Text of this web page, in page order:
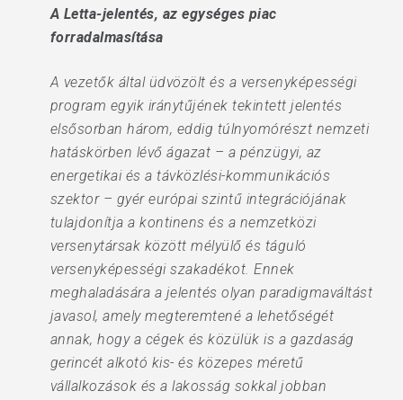
A Letta-jelentés, az egységes piac
forradalmasítása
A vezetők által üdvözölt és a versenyképességi
program egyik iránytűjének tekintett jelentés
elsősorban három, eddig túlnyomórészt nemzeti
hatáskörben lévő ágazat – a pénzügyi, az
energetikai és a távközlési-kommunikációs
szektor – gyér európai szintű integrációjának
tulajdonítja a kontinens és a nemzetközi
versenytársak között mélyülő és táguló
versenyképességi szakadékot. Ennek
meghaladására a jelentés olyan paradigmaváltást
javasol, amely megteremtené a lehetőségét
annak, hogy a cégek és közülük is a gazdaság
gerincét alkotó kis- és közepes méretű
vállalkozások és a lakosság sokkal jobban